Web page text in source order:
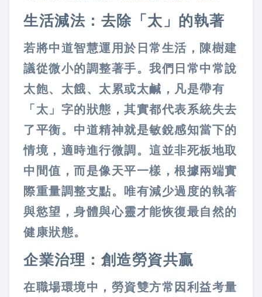
生活減法：去除「太」的執著
若將中道智慧運用於日常生活，陳樹建
議從微小的調整著手。我們日常中常說
太飽、太餓、太累或太鹹，凡是帶有
「太」字的狀態，其實都代表系統失去
了平衡。中道精神就是敏銳感知當下的
情境，適時進行微調。這並非死板地取
中間值，而是像天平一樣，根據兩端實
際重量調整支點。唯有減少過度的執著
與慾望，身體與心靈才能恢復最自然的
健康狀態。
企業治理：創造勞資共贏
在職場環境中，勞資雙方常因利益考量